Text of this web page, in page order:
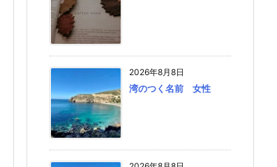
2026年8月8日
湾のつく名前 女性